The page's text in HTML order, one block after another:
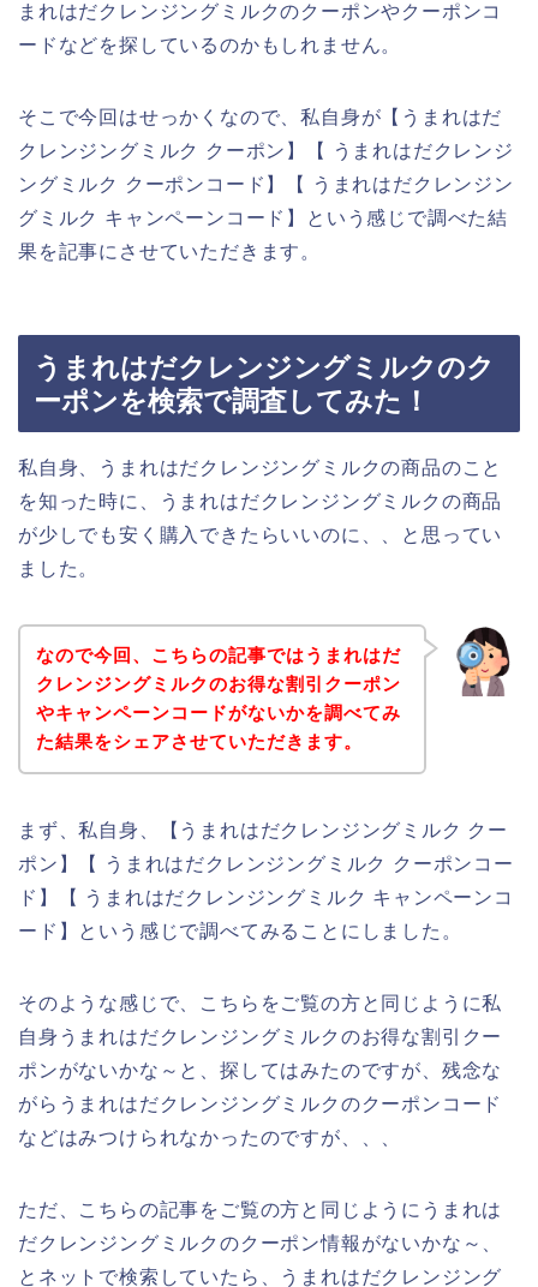
まれはだクレンジングミルクのクーポンやクーポンコ
ードなどを探しているのかもしれません。
そこで今回はせっかくなので、私自身が【うまれはだ
クレンジングミルク クーポン】【 うまれはだクレンジ
ングミルク クーポンコード】【 うまれはだクレンジン
グミルク キャンペーンコード】という感じで調べた結
果を記事にさせていただきます。
うまれはだクレンジングミルクのク
ーポンを検索で調査してみた！
私自身、うまれはだクレンジングミルクの商品のこと
を知った時に、うまれはだクレンジングミルクの商品
が少しでも安く購入できたらいいのに、、と思ってい
ました。
なので今回、こちらの記事ではうまれはだ
クレンジングミルクのお得な割引クーポン
やキャンペーンコードがないかを調べてみ
た結果をシェアさせていただきます。
まず、私自身、【うまれはだクレンジングミルク クー
ポン】【 うまれはだクレンジングミルク クーポンコー
ド】【 うまれはだクレンジングミルク キャンペーンコ
ード】という感じで調べてみることにしました。
そのような感じで、こちらをご覧の方と同じように私
自身うまれはだクレンジングミルクのお得な割引クー
ポンがないかな～と、探してはみたのですが、残念な
がらうまれはだクレンジングミルクのクーポンコード
などはみつけられなかったのですが、、、
ただ、こちらの記事をご覧の方と同じようにうまれは
だクレンジングミルクのクーポン情報がないかな～、
とネットで検索していたら、うまれはだクレンジング